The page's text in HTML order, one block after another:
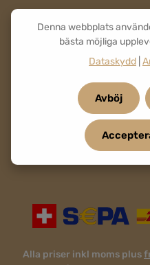
Alla priser inkl moms plus
Denna webbplats
bästa möjliga
Dataskydd
Avböj